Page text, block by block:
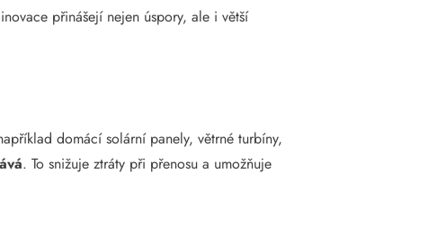
přinášejí nejen úspory, ale i větší
domácí solární panely, větrné turbíny,
. To snižuje ztráty při přenosu a umožňuje